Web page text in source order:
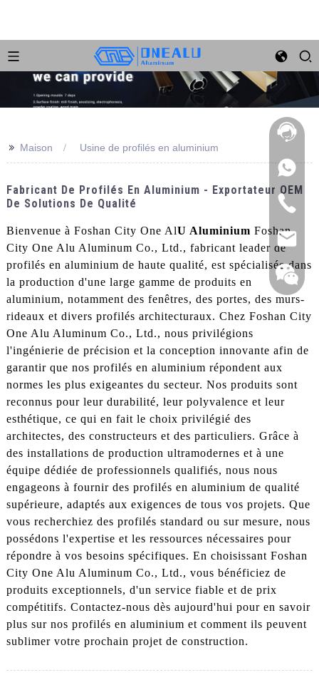
>> Maison Usine de profilés en aluminium
Fabricant De Profilés En Aluminium - Exportateur OEM
De Solutions De Qualité
Bienvenue à Foshan City One AlU Aluminium Foshan
City One Alu Aluminum Co., Ltd., fabricant leader de
profilés en aluminium de haute qualité, est spécialisée dans
la production d'une large gamme de produits en
aluminium, notamment des fenêtres, des portes, des murs-
rideaux et divers profilés architecturaux. Chez Foshan City
One Alu Aluminum Co., Ltd., nous privilégions
l'ingénierie de précision et la conception innovante afin de
garantir que nos profilés en aluminium répondent aux
normes les plus exigeantes du secteur. Nos produits sont
reconnus pour leur durabilité, leur polyvalence et leur
esthétique, ce qui en fait le choix privilégié des
architectes, des constructeurs et des particuliers. Grâce à
des installations de production ultramodernes et à une
équipe dédiée de professionnels qualifiés, nous nous
engageons à fournir des profilés en aluminium de qualité
supérieure, adaptés aux exigences de tous vos projets. Que
vous recherchiez des profilés standard ou sur mesure, nous
possédons l'expertise et les ressources nécessaires pour
répondre à vos besoins spécifiques. En choisissant Foshan
City One Alu Aluminum Co., Ltd., vous bénéficiez de
produits exceptionnels, d'un service fiable et de prix
compétitifs. Contactez-nous dès aujourd'hui pour en savoir
plus sur nos profilés en aluminium et comment ils peuvent
sublimer votre prochain projet de construction.